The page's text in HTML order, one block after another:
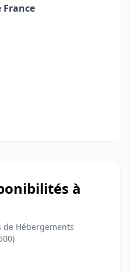
à
de Hébergements